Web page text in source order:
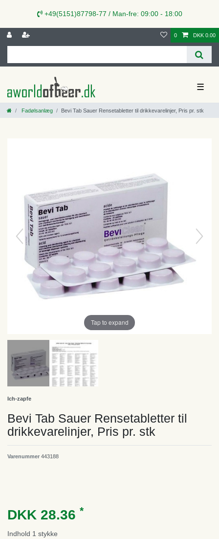
+49(5151)87798-77 / Man-fre: 09:00 - 18:00
0 DKK 0.00
☰
Fadølsanlæg Bevi Tab Sauer Rensetabletter til drikkevarelinjer, Pris pr. stk
Tap to expand
Ich-zapfe
Bevi Tab Sauer Rensetabletter til
drikkevarelinjer, Pris pr. stk
Varenummer 443188
DKK 28.36 *
Indhold 1 stykke